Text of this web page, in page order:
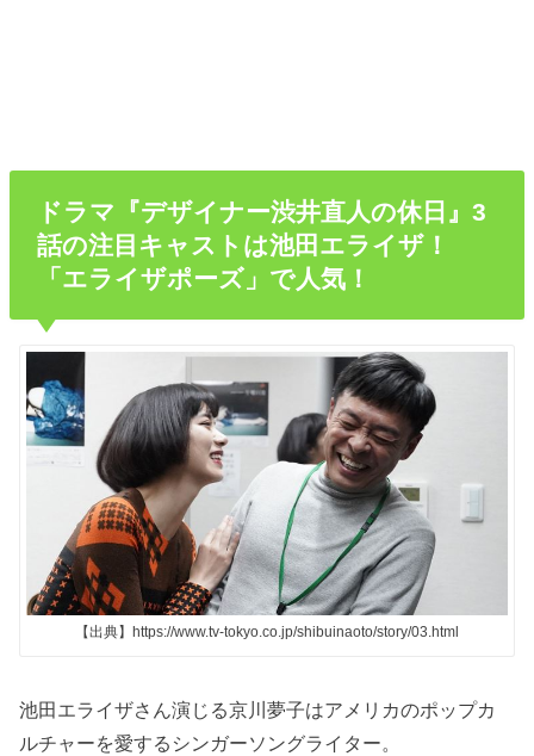
ドラマ『デザイナー渋井直人の休日』3
話の注目キャストは池田エライザ！
「エライザポーズ」で人気！
【出典】https://www.tv-tokyo.co.jp/shibuinaoto/story/03.html
池田エライザさん演じる京川夢子はアメリカのポップカ
ルチャーを愛するシンガーソングライター。